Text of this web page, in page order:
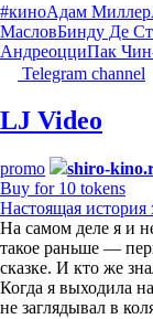
#киноАдам Миллер
МасловБинду Де
АндреоцциПак
Telegram channel
LJ Video
promo shiro-
Buy for 10 tokens
Настоящая история
На самом деле я и
такое раньше —
сказке. И кто же
Когда я выходила
не заглядывал в